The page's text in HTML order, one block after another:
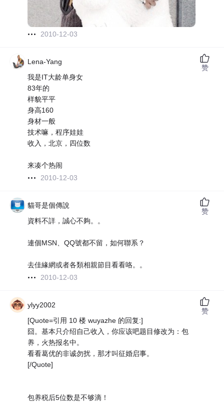
2010-12-03
Lena-Yang
我是IT大龄单身女
83年的
样貌平平
身高160
身材一般
技术嘛，程序娃娃
收入，北京，四位数
来凑个热闹
2010-12-03
赞
貓哥是個傳說
資料不詳，誠心不夠。。
連個MSN、QQ號都不留，如何聯系？
去佳緣網或者各類相親節目看看咯。。
2010-12-03
赞
ylyy2002
[Quote=引用 10 楼 wuyazhe 的回复:]
囧。基本只介绍自己收入，你应该吧题目修改为：包
养，火热报名中。
看看葛优的非诚勿扰，那才叫征婚启事。
[/Quote]
包养税后5位数是不够滴！
赞